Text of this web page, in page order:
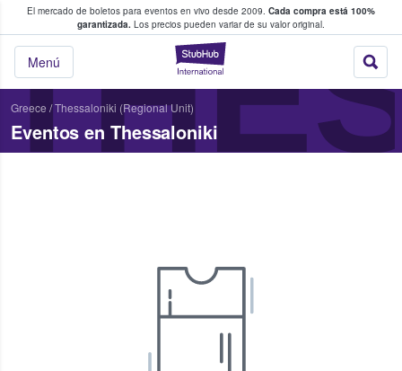
El mercado de boletos para eventos en vivo desde 2009. Cada compra está 100%
garantizada. Los precios pueden variar de su valor original.
StubHub: donde
Menú
fans compran y venden boletos
Greece /Thessaloniki (Regional Unit)
Eventos en Thessaloniki